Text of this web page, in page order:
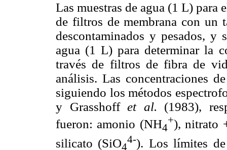
Las muestras de agua (1 L) para
de filtros de membrana con un
descontaminados y pesados, y
agua (1 L) para determinar la
través de filtros de fibra de
análisis. Las concentraciones
siguiendo los métodos
y Grasshoff et al. (1983),
fueron: amonio (NH4
+), nitrato
silicato (SiO4
4-). Los límites